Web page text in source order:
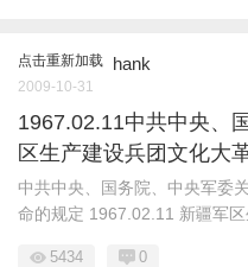
点击重新加载 hank
2009-10-31
1967.02.11中共中央、
区生产建设兵团文化大
中共中央、国务院、中央军委
命的规定 1967.02.11 新疆军区
5434 0